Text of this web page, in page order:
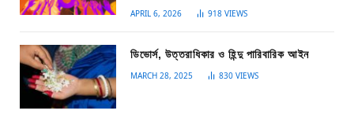
APRIL 6, 2026 918 VIEWS
ডিভোর্স, উত্তরাধিকার ও হিন্দু পারিবারিক আইন
MARCH 28, 2025 830 VIEWS